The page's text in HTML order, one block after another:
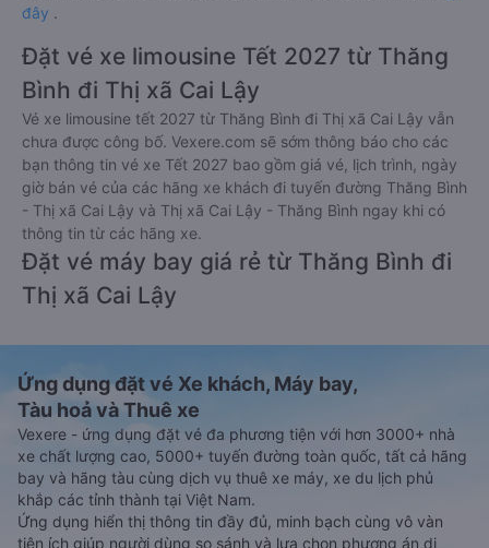
đây .
Đặt vé xe limousine Tết 2027 từ Thăng
Bình đi Thị xã Cai Lậy
Vé xe limousine tết 2027 từ Thăng Bình đi Thị xã Cai Lậy vẫn
chưa được công bố. Vexere.com sẽ sớm thông báo cho các
bạn thông tin vé xe Tết 2027 bao gồm giá vé, lịch trình, ngày
giờ bán vé của các hãng xe khách đi tuyến đường Thăng Bình
- Thị xã Cai Lậy và Thị xã Cai Lậy - Thăng Bình ngay khi có
thông tin từ các hãng xe.
Đặt vé máy bay giá rẻ từ Thăng Bình đi
Thị xã Cai Lậy
Ứng dụng đặt vé Xe khách, Máy bay,
Tàu hoả và Thuê xe
Vexere - ứng dụng đặt vé đa phương tiện với hơn 3000+ nhà
xe chất lượng cao, 5000+ tuyến đường toàn quốc, tất cả hãng
bay và hãng tàu cùng dịch vụ thuê xe máy, xe du lịch phủ
khắp các tỉnh thành tại Việt Nam.
Ứng dụng hiển thị thông tin đầy đủ, minh bạch cùng vô vàn
tiện ích giúp người dùng so sánh và lựa chọn phương án di